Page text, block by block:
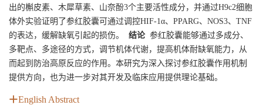
出的槲皮素、木犀草素、山奈酚3个主要活性成分，并通过H9c2细胞
体外实验证明了参红胶囊可通过调控HIF-1α、PPARG、NOS3、TNF
的表达，缓解缺氧引起的损伤。
结论参红胶囊能够通过多成分、
多靶点、多途径的方式，调节机体代谢，提高机体耐缺氧能力，从
而起到防治高原反应的作用。本研究为深入探讨参红胶囊作用机制
提供方向，也为进一步对其开发及临床应用提供理论基础。
English Abstract